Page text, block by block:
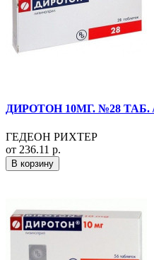
ДИРОТОН 10МГ. №28
ГЕДЕОН РИХТЕР
от 236.11 р.
В корзину